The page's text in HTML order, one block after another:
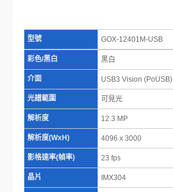
型號 GOX-12401M-USB
彩色/黑白 黑白
介面 USB3 Vision (PoUSB)
光譜範圍 可見光
解析度 12.3 MP
解析度(WxH) 4096 x 3000
影格速率(幀率) 23 fps
晶片 IMX304